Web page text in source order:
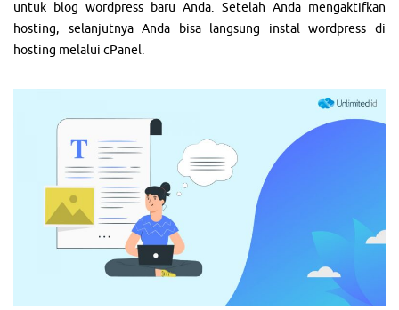
untuk blog wordpress baru Anda. Setelah Anda mengaktifkan
hosting, selanjutnya Anda bisa langsung instal wordpress di
hosting melalui cPanel.